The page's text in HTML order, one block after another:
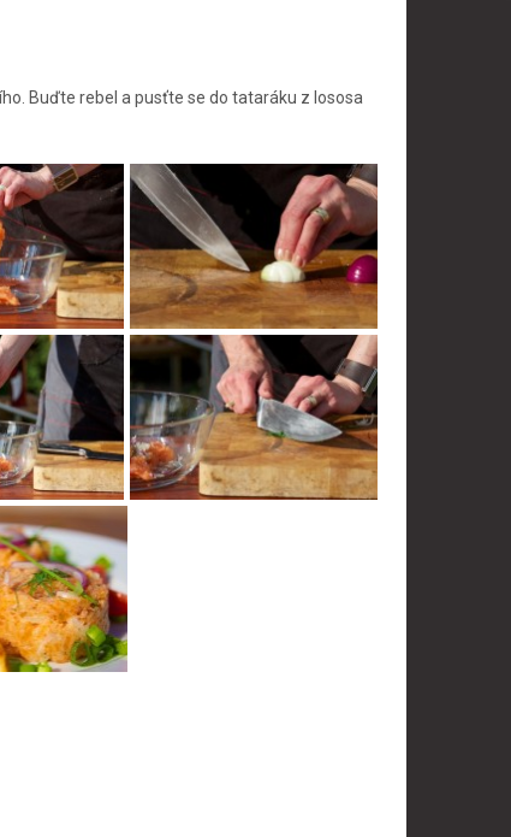
Buďte rebel a pusťte se do tataráku z lososa